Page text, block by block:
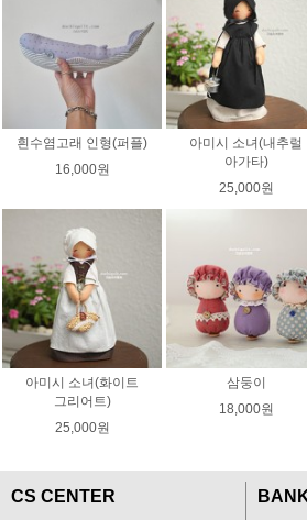
흰수염고래 인형(퍼플)
16,000원
아미시 소녀(내추럴
아가타)
25,000원
아미시 소녀(화이트
그리어트)
25,000원
삼둥이
18,000원
CS CENTER